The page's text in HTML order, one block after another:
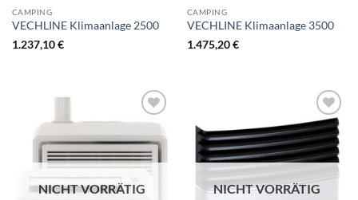
CAMPING
VECHLINE Klimaanlage 2500
1.237,10€
CAMPING
VECHLINE Klimaanlage 3500
1.475,20€
NICHT VORRÄTIG NICHT VORRÄTIG